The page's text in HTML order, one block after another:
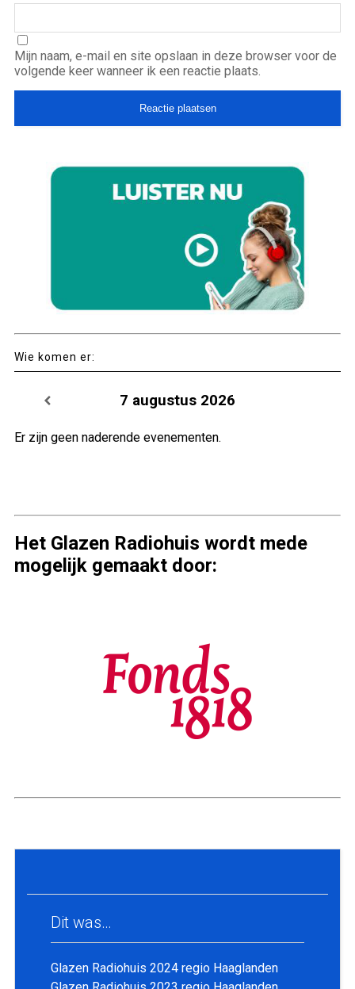
Mijn naam, e-mail en site opslaan in deze browser voor de
volgende keer wanneer ik een reactie plaats.
Wie komen er:
7 augustus 2026
Er zijn geen naderende evenementen.
Het Glazen Radiohuis wordt mede
mogelijk gemaakt door:
Dit was…
Glazen Radiohuis 2024 regio Haaglanden